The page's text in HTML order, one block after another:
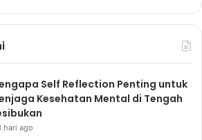
Self Reflection Penting untuk
Kesehatan Mental di Tengah
hari ago